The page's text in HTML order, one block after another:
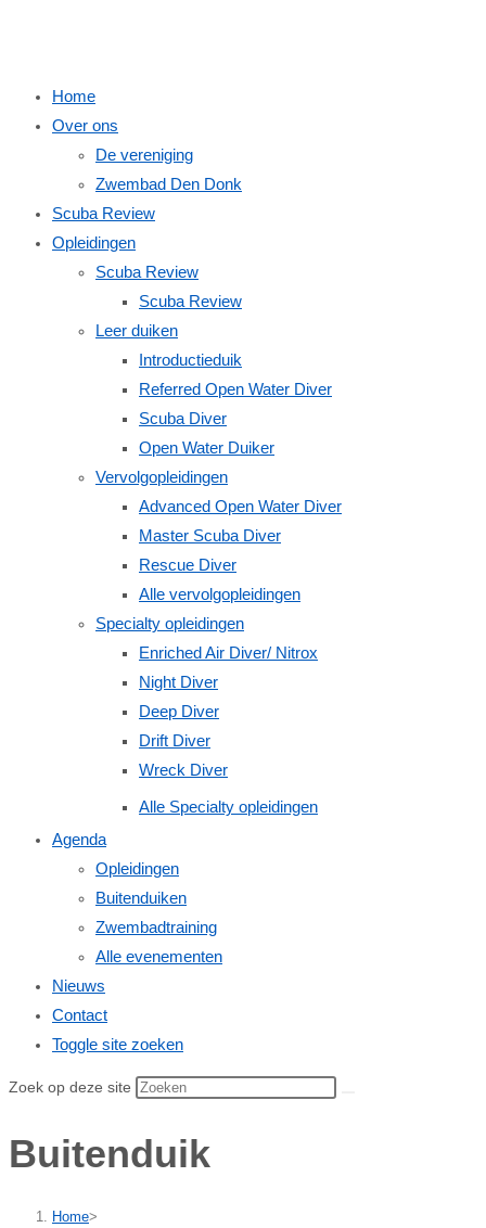
Home
Over ons
De vereniging
Zwembad Den Donk
Scuba Review
Opleidingen
Scuba Review
Scuba Review
Leer duiken
Introductieduik
Referred Open Water Diver
Scuba Diver
Open Water Duiker
Vervolgopleidingen
Advanced Open Water Diver
Master Scuba Diver
Rescue Diver
Alle vervolgopleidingen
Specialty opleidingen
Enriched Air Diver/ Nitrox
Night Diver
Deep Diver
Drift Diver
Wreck Diver
Alle Specialty opleidingen
Agenda
Opleidingen
Buitenduiken
Zwembadtraining
Alle evenementen
Nieuws
Contact
Toggle site zoeken
Zoek op deze site
Buitenduik
Home>